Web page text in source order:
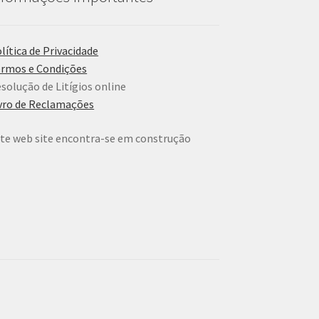
de Privacidade
e Condições
de Litígios online
de Reclamações
web site encontra-se em construção